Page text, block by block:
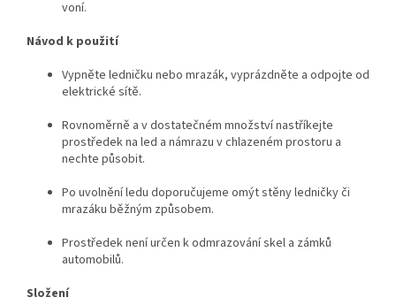
voní.
Návod k použití
Vypněte ledničku nebo mrazák, vyprázdněte a odpojte od
elektrické sítě.
Rovnoměrně a v dostatečném množství nastříkejte
prostředek na led a námrazu v chlazeném prostoru a
nechte působit.
Po uvolnění ledu doporučujeme omýt stěny ledničky či
mrazáku běžným způsobem.
Prostředek není určen k odmrazování skel a zámků
automobilů.
Složení